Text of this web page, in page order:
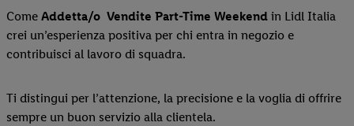
Come Addetta/o Vendite Part-Time Weekend in Lidl Italia
crei un’esperienza positiva per chi entra in negozio e
contribuisci al lavoro di squadra.
Ti distingui per l’attenzione, la precisione e la voglia di offrire
sempre un buon servizio alla clientela.